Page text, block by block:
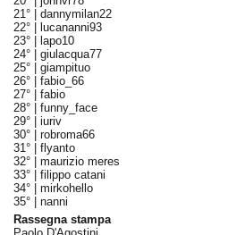
21° | dannymilan22
22° |
lucananni93
23° |
lapo10
24° | giulacqua77
25° | giampituo
26° | fabio_66
27° | fabio
28° | funny_face
29° | iuriv
30° | robroma66
31° | flyanto
32° | maurizio meres
33° | filippo catani
34° | mirkohello
35° | nanni
Rassegna stampa